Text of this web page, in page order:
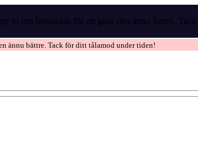
vi om hemsidan för att göra den ännu bättre.
ännu bättre. Tack för ditt tålamod under tiden!